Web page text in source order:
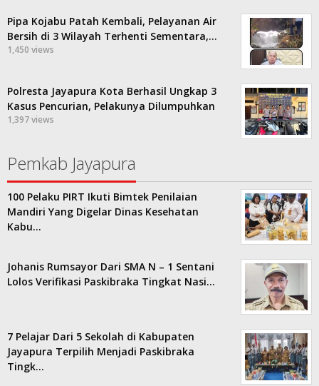
Pipa Kojabu Patah Kembali, Pelayanan Air
Bersih di 3 Wilayah Terhenti Sementara,…
1,450 views
Polresta Jayapura Kota Berhasil Ungkap 3
Kasus Pencurian, Pelakunya Dilumpuhkan
1,397 views
Pemkab Jayapura
100 Pelaku PIRT Ikuti Bimtek Penilaian
Mandiri Yang Digelar Dinas Kesehatan
Kabu…
Johanis Rumsayor Dari SMA N – 1 Sentani
Lolos Verifikasi Paskibraka Tingkat Nasi…
7 Pelajar Dari 5 Sekolah di Kabupaten
Jayapura Terpilih Menjadi Paskibraka
Tingk…